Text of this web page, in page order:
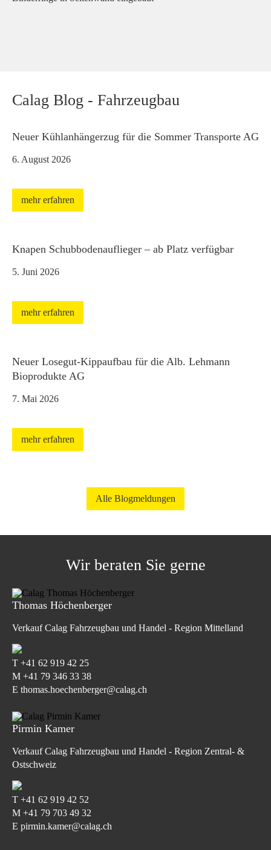
Calag Blog - Fahrzeugbau
Neuer Kühlanhängerzug für die Sommer Transporte AG
6. August 2026
mehr erfahren
Knapen Schubbodenauflieger – ab Platz verfügbar
5. Juni 2026
mehr erfahren
Neuer Losegut-Kippaufbau für die Alb. Lehmann
Bioprodukte AG
7. Mai 2026
mehr erfahren
Alle Blogmeldungen
Wir beraten Sie gerne
Thomas Höchenberger
Verkauf Calag Fahrzeugbau und Handel - Region Mittelland
T +41 62 919 42 25
M +41 79 346 33 38
E thomas.hoechenberger@calag.ch
Pirmin Kamer
Verkauf Calag Fahrzeugbau und Handel - Region Zentral- &
Ostschweiz
T +41 62 919 42 52
M +41 79 703 49 32
E pirmin.kamer@calag.ch